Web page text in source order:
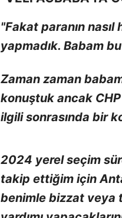
"Fakat paranın
yapmadık. Babam
Zaman zaman
konuştuk ancak
ilgili sonrasında bir
2024 yerel seçim
takip ettiğim için
benimle bizzat veya